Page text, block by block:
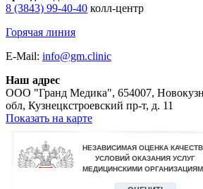
8 (3843) 99-40-40 колл-центр
Горячая линия
E-Mail: info@gm.clinic
Наш адрес
ООО "Гранд Медика", 654007,
обл, Кузнецкстроевский пр-т, д. 11
Показать на карте